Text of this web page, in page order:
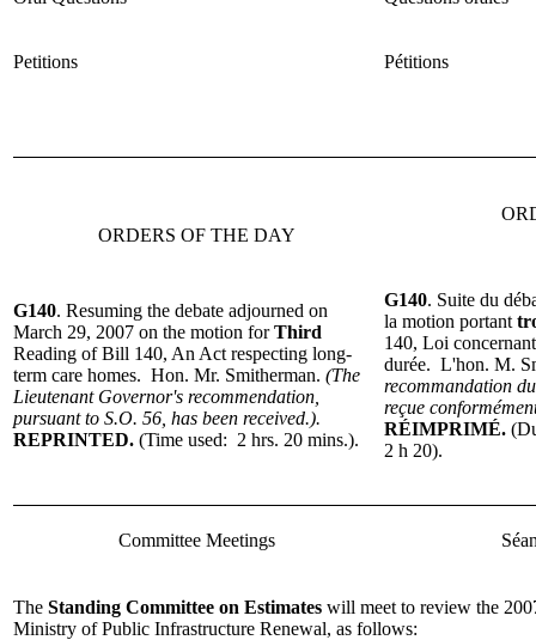
Petitions Pétitions
ORDERS OF THE DAY
G140. Resuming the debate adjourned on
March 29, 2007 on the motion for Third
Reading of Bill 140, An Act respecting long-
term care homes. Hon. Mr. Smitherman. (The
Lieutenant Governor's recommendation,
pursuant to S.O. 56, has been received.).
REPRINTED. (Time used: 2 hrs. 20 mins.).
G140. Suite du
la motion portant
140, Loi
durée. L'hon. M.
recommandation
reçue
RÉIMPRIMÉ.
2 h 20).
Committee Meetings
The Standing Committee on Estimates will meet to review the
Ministry of Public Infrastructure Renewal, as follows: